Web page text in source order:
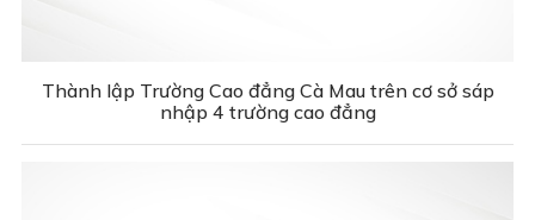
Thành lập Trường Cao đẳng Cà Mau trên cơ sở sáp
nhập 4 trường cao đẳng